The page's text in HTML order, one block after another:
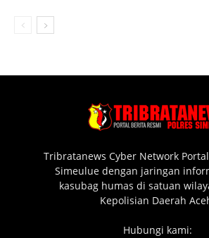
Tribratanews Cyber Network
Simeulue dengan jaringan
kasubag humas di satuan
Kepolisian Daerah
Hubungi kami: